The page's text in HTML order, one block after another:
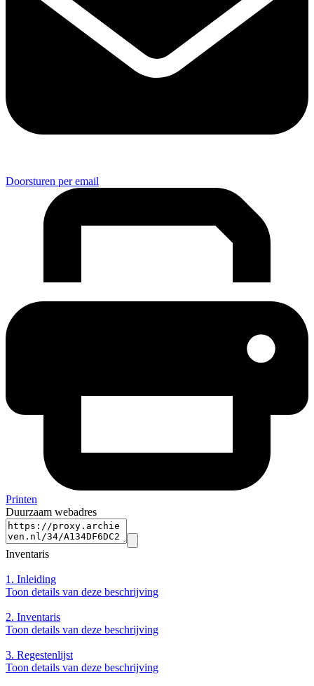
Doorsturen per email
Printen
Duurzaam webadres
Inventaris
1. Inleiding
Toon details van deze beschrijving
2. Inventaris
Toon details van deze beschrijving
3. Regestenlijst
Toon details van deze beschrijving